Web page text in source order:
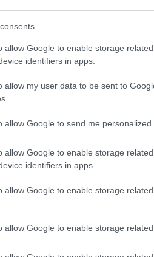
allow Google to enable storage
identifiers in apps.
allow my user data to be sent to
allow Google to send me personalized
allow Google to enable storage
identifiers in apps.
allow Google to enable storage
allow Google to enable storage
delle spiagge più belle
, e la spiaggia di
naturali in cui l’azzurro del
mediterranea. Anche
villaggi, residence B&B e
dell’isola.
d’élite per
internazionale, la
della Sardegna.
di élite che non ha eguali
aperto alla mondanità e
naturale, è perfetta